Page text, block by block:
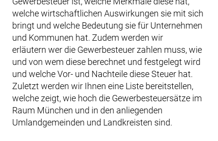
welche wirtschaftlichen Auswirkungen sie mit sich
bringt und welche Bedeutung sie für Unternehmen
und Kommunen hat. Zudem werden wir
erläutern wer die Gewerbesteuer zahlen muss, wie
und von wem diese berechnet und festgelegt wird
und welche Vor- und Nachteile diese Steuer hat.
Zuletzt werden wir Ihnen eine Liste bereitstellen,
welche zeigt, wie hoch die Gewerbesteuersätze im
Raum München und in den anliegenden
Umlandgemeinden und Landkreisten sind.